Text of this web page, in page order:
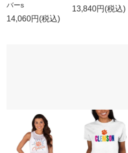
バーs
14,060円(税込)
13,840円(税込)